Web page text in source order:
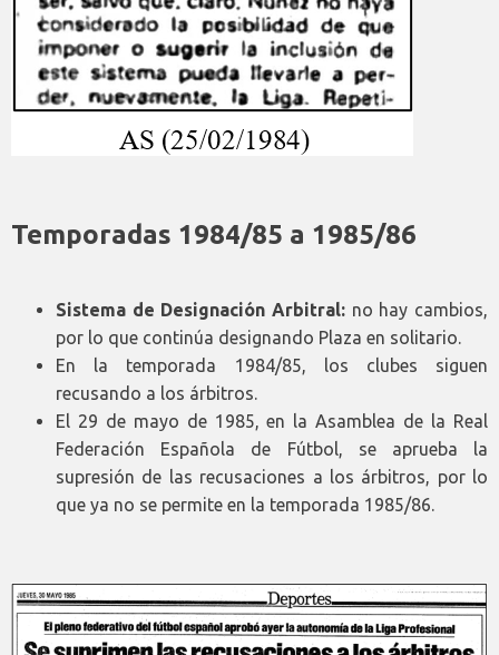
Temporadas 1984/85 a 1985/86
Sistema de Designación Arbitral: no hay cambios,
por lo que continúa designando Plaza en solitario.
En la temporada 1984/85, los clubes siguen
recusando a los árbitros.
El 29 de mayo de 1985, en la Asamblea de la Real
Federación Española de Fútbol, se aprueba la
supresión de las recusaciones a los árbitros, por lo
que ya no se permite en la temporada 1985/86.